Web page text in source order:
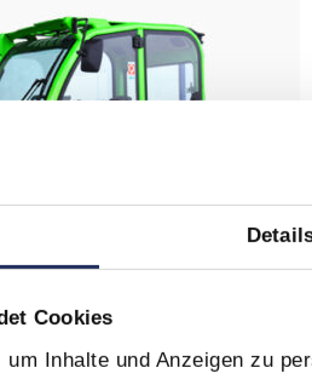
Cookies
Inhalte und Anzeigen zu